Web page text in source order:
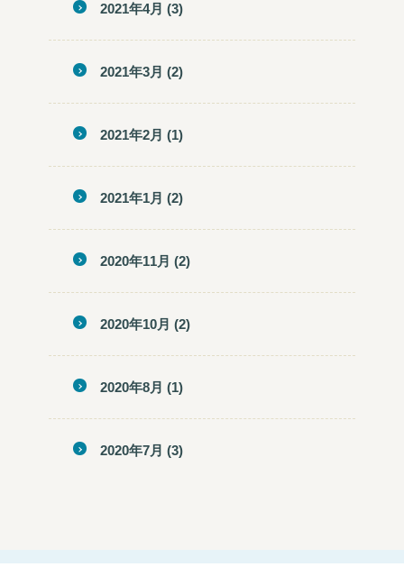
2021年4月 (3)
2021年3月 (2)
2021年2月 (1)
2021年1月 (2)
2020年11月 (2)
2020年10月 (2)
2020年8月 (1)
2020年7月 (3)